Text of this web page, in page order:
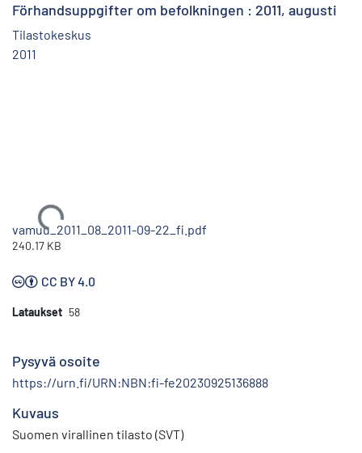
Förhandsuppgifter om befolkningen : 2011, augusti
Tilastokeskus
2011
Ladataan...
vamuu_2011_08_2011-09-22_fi.pdf
240.17 KB
CC BY 4.0
Lataukset 58
Pysyvä osoite
https://urn.fi/URN:NBN:fi-fe20230925136888
Kuvaus
Suomen virallinen tilasto (SVT)